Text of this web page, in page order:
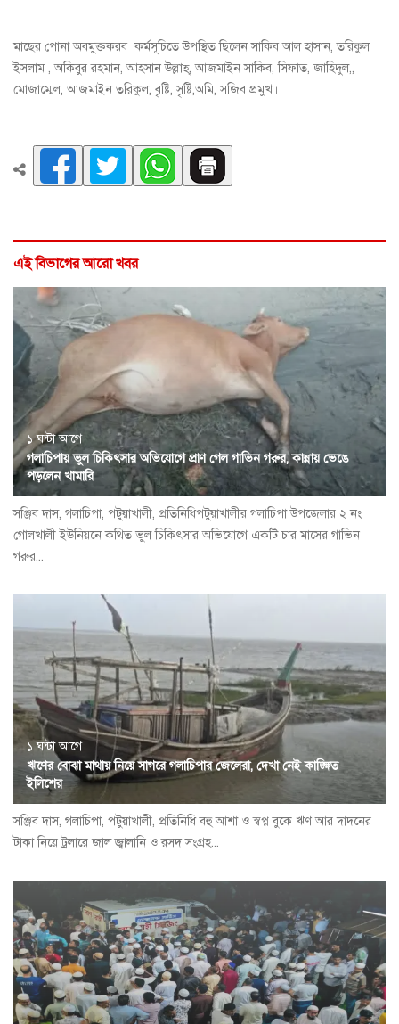
মাছের পোনা অবমুক্তকরব কর্মসূচিতে উপস্থিত ছিলেন সাকিব আল হাসান, তরিকুল
ইসলাম , অকিবুর রহমান, আহসান উল্লাহ্, আজমাইন সাকিব, সিফাত, জাহিদুল,,
মোজাম্মেল, আজমাইন তরিকুল, বৃষ্টি, সৃষ্টি,অমি, সজিব প্রমুখ।
এই বিভাগের আরো খবর
১ ঘন্টা আগে
গলাচিপায় ভুল চিকিৎসার অভিযোগে প্রাণ গেল গাভিন গরুর, কান্নায় ভেঙে
পড়লেন খামারি
সঞ্জিব দাস, গলাচিপা, পটুয়াখালী, প্রতিনিধিপটুয়াখালীর গলাচিপা উপজেলার ২ নং
গোলখালী ইউনিয়নে কথিত ভুল চিকিৎসার অভিযোগে একটি চার মাসের গাভিন
গরুর...
১ ঘন্টা আগে
ঋণের বোঝা মাথায় নিয়ে সাগরে গলাচিপার জেলেরা, দেখা নেই কাঙ্ক্ষিত
ইলিশের
সঞ্জিব দাস, গলাচিপা, পটুয়াখালী, প্রতিনিধি বহু আশা ও স্বপ্ন বুকে ঋণ আর দাদনের
টাকা নিয়ে ট্রলারে জাল জ্বালানি ও রসদ সংগ্রহ...